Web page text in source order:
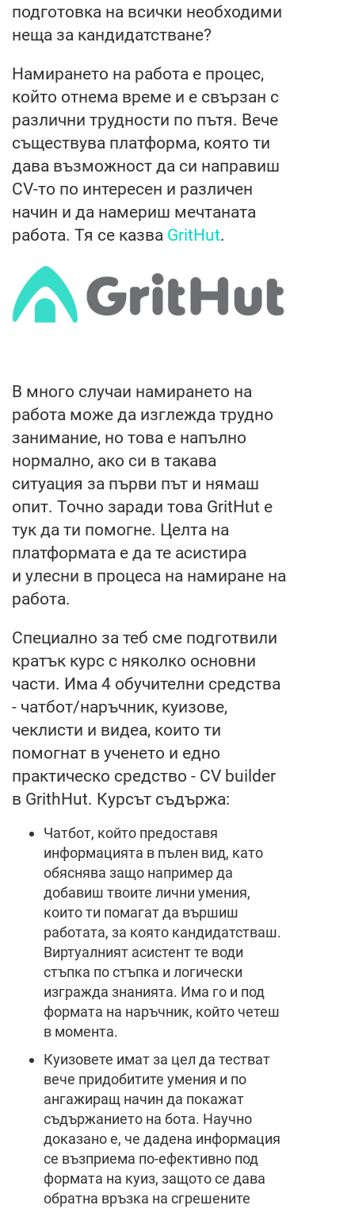
подготовка на всички необходими
неща за кандидатстване?
Намирането на работа е процес,
който отнема време и е свързан с
различни трудности по пътя. Вече
съществува платформа, която ти
дава възможност да си направиш
CV-то по интересен и различен
начин и да намериш мечтаната
работа. Тя се казва GritHut.
В много случаи намирането на
работа може да изглежда трудно
занимание, но това е напълно
нормално, ако си в такава
ситуация за първи път и нямаш
опит. Точно заради това GritHut е
тук да ти помогне. Целта на
платформата е да те асистира
и улесни в процеса на намиране на
работа.
Специално за теб сме подготвили
кратък курс с няколко основни
части. Има 4 обучителни средства
- чатбот/наръчник, куизове,
чеклисти и видеа, които ти
помогнат в ученето и едно
практическо средство - CV builder
в GrithHut. Курсът съдържа:
Чатбот, който предоставя
информацията в пълен вид, като
обяснява защо например да
добавиш твоите лични умения,
които ти помагат да вършиш
работата, за която кандидатстваш.
Виртуалният асистент те води
стъпка по стъпка и логически
изгражда знанията. Има го и под
формата на наръчник, който четеш
в момента.
Куизовете имат за цел да тестват
вече придобитите умения и по
ангажиращ начин да покажат
съдържанието на бота. Научно
доказано е, че дадена информация
се възприема по-ефективно под
формата на куиз, защото се дава
обратна връзка на сгрешените